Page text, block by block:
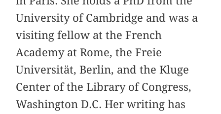
University of Cambridge and was a
visiting fellow at the French
Academy at Rome, the Freie
Universität, Berlin, and the Kluge
Center of the Library of Congress,
Washington D.C. Her writing has